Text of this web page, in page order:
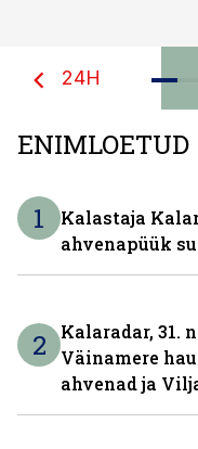
24H
ENIMLOETUD
1
Kalastaja
ahvenapüük
2
Kalaradar, 31.
Väinamere
ahvenad ja